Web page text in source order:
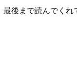
最後まで読んでくれ